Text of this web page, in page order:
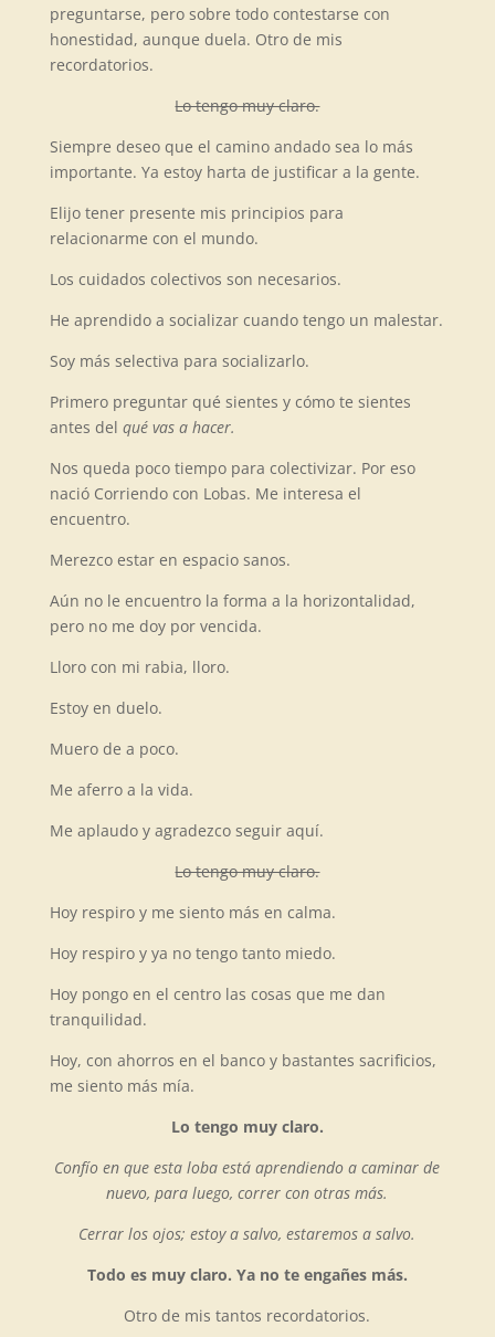
preguntarse, pero sobre todo contestarse con
honestidad, aunque duela. Otro de mis
recordatorios.
Lo tengo muy claro.
Siempre deseo que el camino andado sea lo más
importante. Ya estoy harta de justificar a la gente.
Elijo tener presente mis principios para
relacionarme con el mundo.
Los cuidados colectivos son necesarios.
He aprendido a socializar cuando tengo un malestar.
Soy más selectiva para socializarlo.
Primero preguntar qué sientes y cómo te sientes
antes del qué vas a hacer.
Nos queda poco tiempo para colectivizar. Por eso
nació Corriendo con Lobas. Me interesa el
encuentro.
Merezco estar en espacio sanos.
Aún no le encuentro la forma a la horizontalidad,
pero no me doy por vencida.
Lloro con mi rabia, lloro.
Estoy en duelo.
Muero de a poco.
Me aferro a la vida.
Me aplaudo y agradezco seguir aquí.
Lo tengo muy claro.
Hoy respiro y me siento más en calma.
Hoy respiro y ya no tengo tanto miedo.
Hoy pongo en el centro las cosas que me dan
tranquilidad.
Hoy, con ahorros en el banco y bastantes sacrificios,
me siento más mía.
Lo tengo muy claro.
Confío en que esta loba está aprendiendo a caminar de
nuevo, para luego, correr con otras más.
Cerrar los ojos; estoy a salvo, estaremos a salvo.
Todo es muy claro. Ya no te engañes más.
Otro de mis tantos recordatorios.